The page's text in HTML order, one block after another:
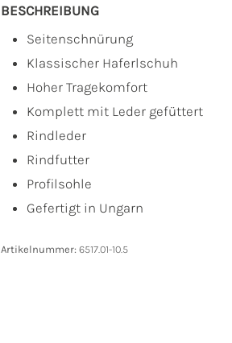
BESCHREIBUNG
Seitenschnürung
Klassischer Haferlschuh
Hoher Tragekomfort
Komplett mit Leder gefüttert
Rindleder
Rindfutter
Profilsohle
Gefertigt in Ungarn
Artikelnummer: 6517.01-10.5